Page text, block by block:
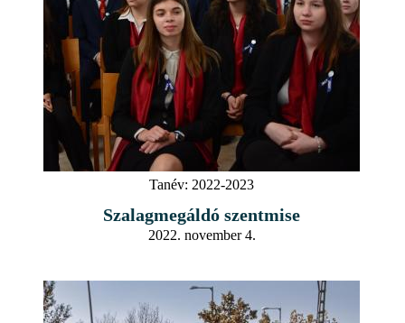
Tanév: 2022-2023
Szalagmegáldó szentmise
2022. november 4.